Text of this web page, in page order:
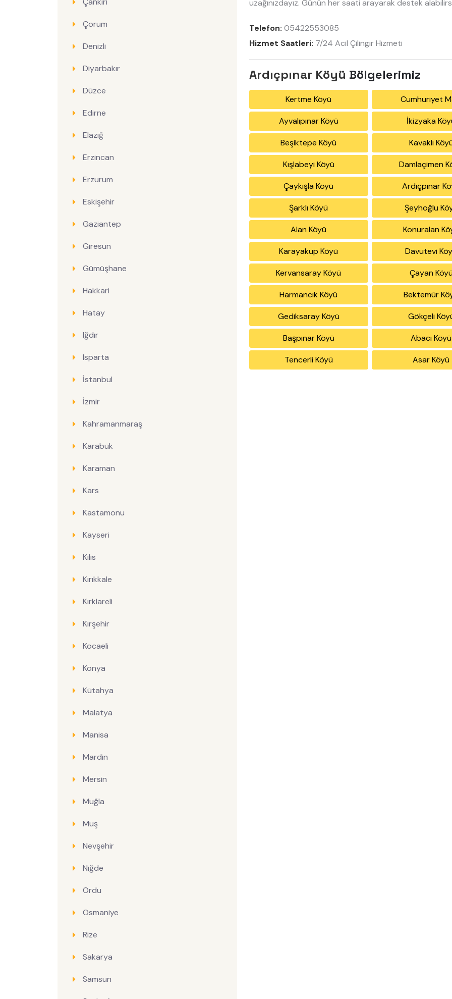
Çorum
Denizli
Diyarbakır
Düzce
Edirne
Elazığ
Erzincan
Erzurum
Eskişehir
Gaziantep
Giresun
Gümüşhane
Hakkari
Hatay
Iğdır
Isparta
İstanbul
İzmir
Kahramanmaraş
Karabük
Karaman
Kars
Kastamonu
Kayseri
Kilis
Kırıkkale
Kırklareli
Kırşehir
Kocaeli
Konya
Kütahya
Malatya
Manisa
Mardin
Mersin
Muğla
Muş
Nevşehir
Niğde
Ordu
Osmaniye
Rize
Sakarya
Samsun
uzağınızdayız. Günün her saati arayarak destek
Telefon: 05422553085
Hizmet Saatleri: 7/24 Acil Çilingir Hizmeti
Ardıçpınar Köyü Bölgelerimiz
Kertme Köyü Cumhuriyet
Ayvalıpınar Köyü İkizyaka
Beşiktepe Köyü Kavaklı
Kışlabeyi Köyü Damlaçimen
Çaykışla Köyü Ardıçpınar
Şarklı Köyü Şeyhoğlu
Alan Köyü Konuralan
Karayakup Köyü Davutevi
Kervansaray Köyü Çayan
Harmancık Köyü Bektemür
Gediksaray Köyü Gökçeli
Başpınar Köyü Abacı Köyü
Tencerli Köyü Asar Köyü